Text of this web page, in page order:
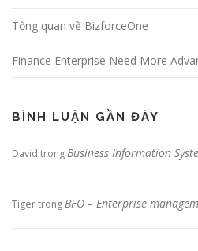
Tổng quan về BizforceOne
Finance Enterprise Need More
BÌNH LUẬN GẦN ĐÂY
David trongBusiness Information
TigertrongBFO – Enterprise